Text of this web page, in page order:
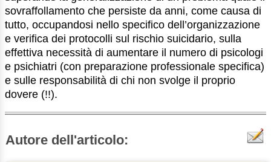
sovraffollamento che persiste da anni, come causa di
tutto, occupandosi nello specifico dell’organizzazione
e verifica dei protocolli sul rischio suicidario, sulla
effettiva necessità di aumentare il numero di psicologi
e psichiatri (con preparazione professionale specifica)
e sulle responsabilità di chi non svolge il proprio
dovere (!!).
Autore dell'articolo: